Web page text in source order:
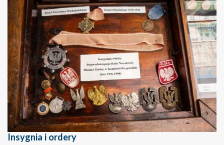
Insygnia i ordery